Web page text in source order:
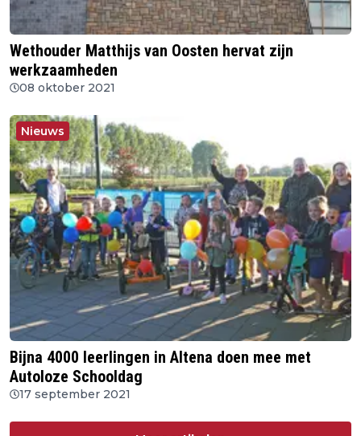
Wethouder Matthijs van Oosten hervat zijn
werkzaamheden
08 oktober 2021
Nieuws
Bijna 4000 leerlingen in Altena doen mee met
Autoloze Schooldag
17 september 2021